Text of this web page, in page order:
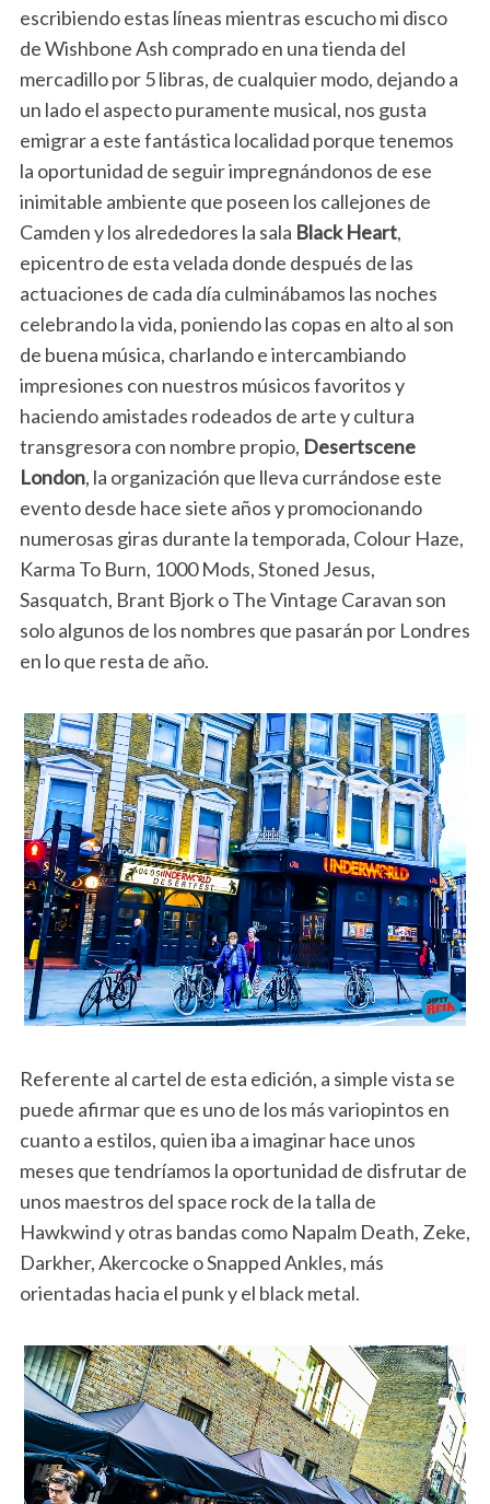
escribiendo estas líneas mientras escucho mi disco
de Wishbone Ash comprado en una tienda del
mercadillo por 5 libras, de cualquier modo, dejando a
un lado el aspecto puramente musical, nos gusta
emigrar a este fantástica localidad porque tenemos
la oportunidad de seguir impregnándonos de ese
inimitable ambiente que poseen los callejones de
Camden y los alrededores la sala Black Heart,
epicentro de esta velada donde después de las
actuaciones de cada día culminábamos las noches
celebrando la vida, poniendo las copas en alto al son
de buena música, charlando e intercambiando
impresiones con nuestros músicos favoritos y
haciendo amistades rodeados de arte y cultura
transgresora con nombre propio, Desertscene
London, la organización que lleva currándose este
evento desde hace siete años y promocionando
numerosas giras durante la temporada, Colour Haze,
Karma To Burn, 1000 Mods, Stoned Jesus,
Sasquatch, Brant Bjork o The Vintage Caravan son
solo algunos de los nombres que pasarán por Londres
en lo que resta de año.
Referente al cartel de esta edición, a simple vista se
puede afirmar que es uno de los más variopintos en
cuanto a estilos, quien iba a imaginar hace unos
meses que tendríamos la oportunidad de disfrutar de
unos maestros del space rock de la talla de
Hawkwind y otras bandas como Napalm Death, Zeke,
Darkher, Akercocke o Snapped Ankles, más
orientadas hacia el punk y el black metal.